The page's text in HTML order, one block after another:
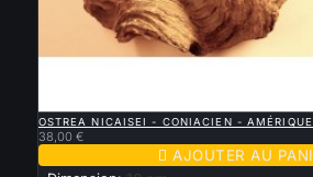
OSTREA NICAISEI - CONIACIEN -
38,00 €
 AJOUTER AU